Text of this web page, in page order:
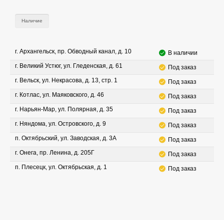
Наличие
г. Архангельск, пр. Обводный канал, д. 10
В наличии
г. Великий Устюг, ул. Гледенская, д. 61
Под заказ
г. Вельск, ул. Некрасова, д. 13, стр. 1
Под заказ
г. Котлас, ул. Маяковского, д. 46
Под заказ
г. Нарьян-Мар, ул. Полярная, д. 35
Под заказ
г. Няндома, ул. Островского, д. 9
Под заказ
п. Октябрьский, ул. Заводская, д. 3А
Под заказ
г. Онега, пр. Ленина, д. 205Г
Под заказ
п. Плесецк, ул. Октябрьская, д. 1
Под заказ